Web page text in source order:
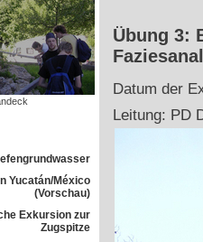
Yucatán/México
(Vorschau)
Exkursion zur
Zugspitze
Übung 3:
Datum der
Leitung: PD